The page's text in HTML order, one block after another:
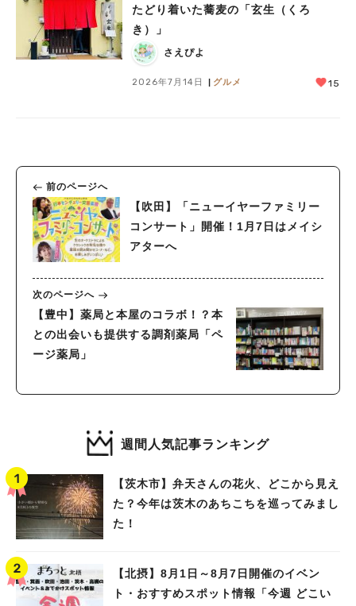
たどり着いた蕎麦の「玄生（くろ
き）」
さえぴよ
2026年7月14日 グルメ 15
前のページへ
【吹田】「ニューイヤーファミリー
コンサート」開催！1月7日はメイシ
アターへ
次のページへ
【豊中】薬局と本屋のコラボ！？本
との出会いも提供する調剤薬局「ペ
ージ薬局」
週間人気記事ランキング
【茨木市】弁天さんの花火、どこから見え
た？今年は茨木のあちこちを巡ってみまし
た！
【北摂】8月1日～8月7日開催のイベン
ト・おすすめスポット情報「今週 どこい